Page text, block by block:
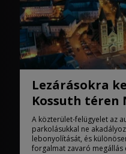
Lezárásokra
Kossuth téren
A közterület-felügyelet az
parkolásukkal ne
lebonyolítását, és
forgalmat zavaró megállás